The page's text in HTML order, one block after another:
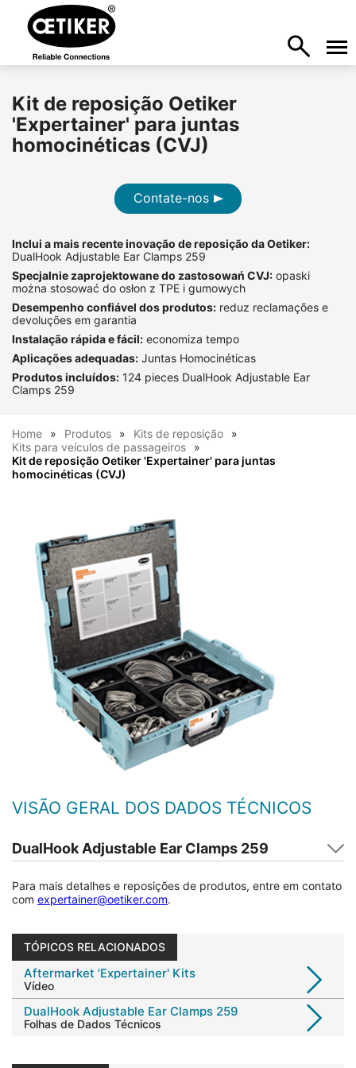
Kit de reposição Oetiker
'Expertainer' para juntas
homocinéticas (CVJ)
Contate-nos
Inclui a mais recente inovação de reposição da Oetiker:
DualHook Adjustable Ear Clamps 259
Specjalnie zaprojektowane do zastosowań CVJ: opaski
można stosować do osłon z TPE i gumowych
Desempenho confiável dos produtos: reduz reclamações e
devoluções em garantia
Instalação rápida e fácil: economiza tempo
Aplicações adequadas: Juntas Homocinéticas
Produtos incluídos: 124 pieces DualHook Adjustable Ear
Clamps 259
Home Produtos
Kits de reposição
Kits para veículos de passageiros
Kit de reposição Oetiker 'Expertainer' para juntas
homocinéticas (CVJ)
VISÃO GERAL DOS DADOS TÉCNICOS
DualHook Adjustable Ear Clamps 259
Para mais detalhes e reposições de produtos, entre em contato
com expertainer@oetiker.com.
TÓPICOS RELACIONADOS
Aftermarket 'Expertainer' Kits
Vídeo
DualHook Adjustable Ear Clamps 259
Folhas de Dados Técnicos